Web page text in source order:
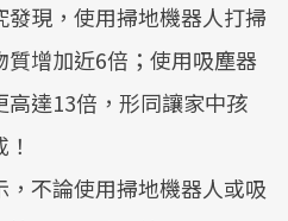
現，使用掃地機器人打掃
增加近6倍；使用吸塵器
達13倍，形同讓家中孩
不論使用掃地機器人或吸